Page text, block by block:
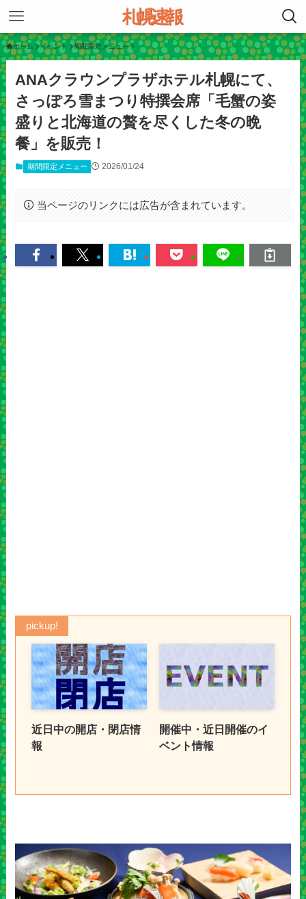
ホーム イベント 期間限定メニュー
ANAクラウンプラザホテル札幌にて、
さっぽろ雪まつり特撰会席「毛蟹の姿
盛りと北海道の贅を尽くした冬の晩
餐」を販売！
期間限定メニュー 2026/01/24
当ページのリンクには広告が含まれています。
pickup!
近日中の開店・閉店情
報
開催中・近日開催のイ
ベント情報